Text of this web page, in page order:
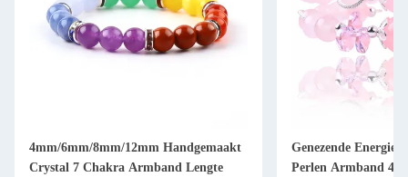
4mm/6mm/8mm/12mm Handgemaakt
Crystal 7 Chakra Armband Lengte
Genezende Energie
Perlen Armband 4/